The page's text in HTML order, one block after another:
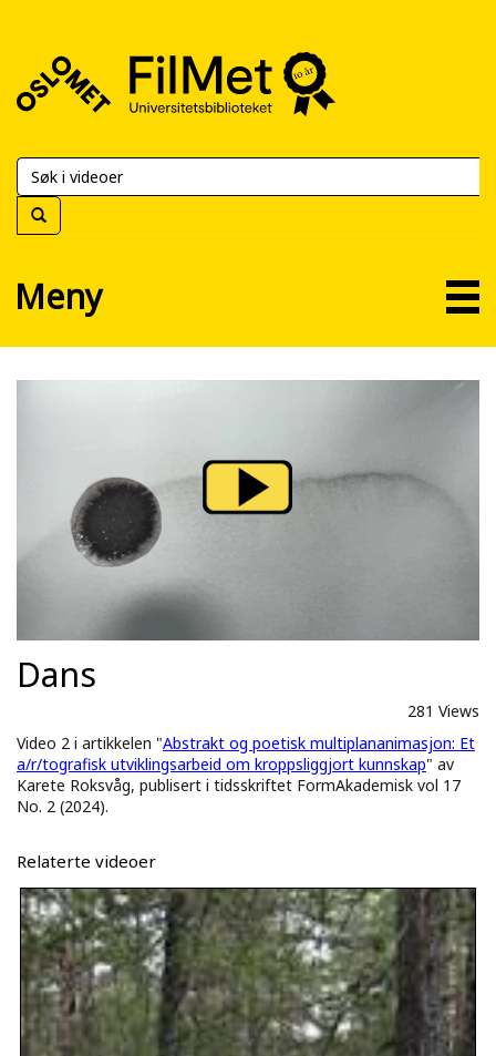
FilMet
Universitetsbiblioteket
Meny
Dans
281 Views
Video 2 i artikkelen "Abstrakt og poetisk multiplananimasjon: Et
a/r/tografisk utviklingsarbeid om kroppsliggjort kunnskap" av
Karete Roksvåg, publisert i tidsskriftet FormAkademisk vol 17
No. 2 (2024).
Relaterte videoer